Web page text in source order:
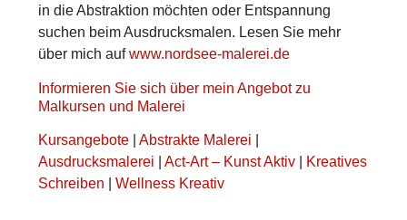
in die Abstraktion möchten oder Entspannung
suchen beim Ausdrucksmalen. Lesen Sie mehr
über mich aufwww.nordsee-malerei.de
Informieren Sie sich über mein Angebot zu
Malkursen und Malerei
Kursangebote |Abstrakte Malerei |
Ausdrucksmalerei |Act-Art – Kunst Aktiv | Kreatives
Schreiben |Wellness Kreativ